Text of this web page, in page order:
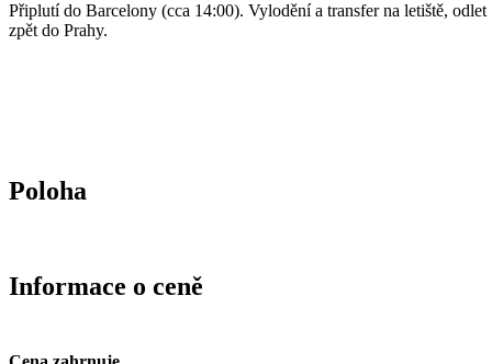
Připlutí do Barcelony (cca 14:00). Vylodění a transfer na letiště, odlet
zpět do Prahy.
Poloha
Informace o ceně